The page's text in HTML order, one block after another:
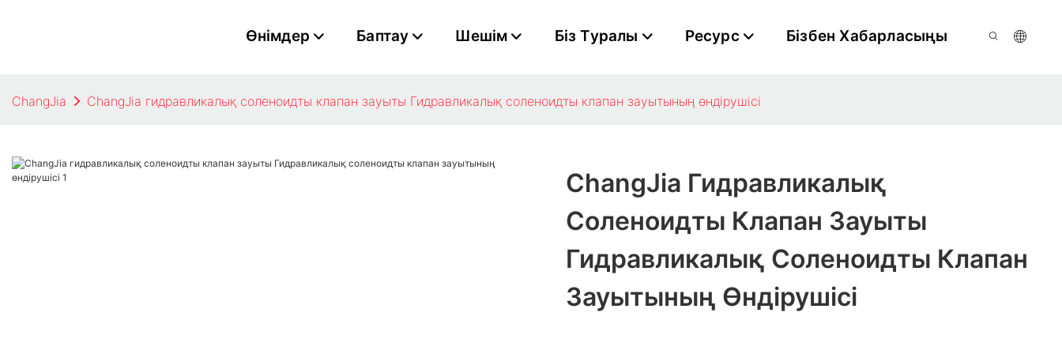
Өнімдер Баптау Шешім Біз Туралы Ресурс Бізбен Хабарласыңы
ChangJia ChangJia гидравликалық соленоидты клапан зауыты​ Гидравликалық соленоидты клапан зауытының​ өндірушісі
ChangJia Гидравликалық
Соленоидты Клапан Зауыты​
Гидравликалық Соленоидты Клапан
Зауытының​ Өндірушісі